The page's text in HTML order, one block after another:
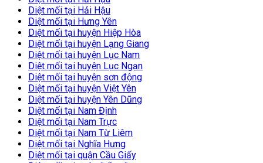
Diệt mối tại Hải Hậu
Diệt mối tại Hưng Yên
Diệt mối tại huyện Hiệp Hòa
Diệt mối tại huyện Lạng Giang
Diệt mối tại huyện Lục Nam
Diệt mối tại huyện Lục Ngạn
Diệt mối tại huyện sơn động
Diệt mối tại huyện Việt Yên
Diệt mối tại huyện Yên Dũng
Diệt mối tại Nam Định
Diệt mối tại Nam Trực
Diệt mối tại Nam Từ Liêm
Diệt mối tại Nghĩa Hưng
Diệt mối tại quận Cầu Giấy